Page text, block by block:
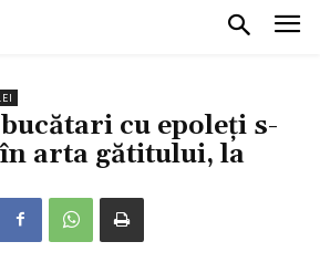
bucătari cu epoleți s-
arta gătitului, la